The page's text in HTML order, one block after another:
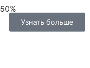
Узнать больше